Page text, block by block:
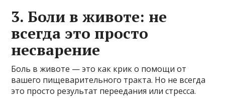
3. Боли в животе: не
всегда это просто
несварение
Боль в животе — это как крик о помощи от
вашего пищеварительного тракта. Но не всегда
это просто результат переедания или стресса.